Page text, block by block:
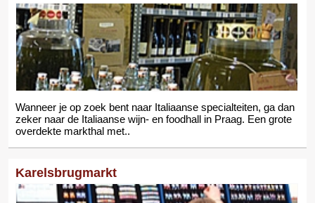
Wanneer je op zoek bent naar Italiaanse specialteiten, ga dan
zeker naar de Italiaanse wijn- en foodhall in Praag. Een grote
overdekte markthal met..
Karelsbrugmarkt